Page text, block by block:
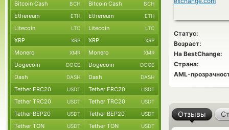
Статус:
Возраст:
На BestChange:
Страна:
AML-
Отзывы
Bitcoin Cash BCH Bitcoin Cash BCH
Ethereum ETH Ethereum ETH
Litecoin LTC Litecoin LTC
XRP XRP XRP XRP
Monero XMR Monero XMR
Dogecoin DOGE Dogecoin DOGE
Dash DASH Dash DASH
Tether ERC20 USDT Tether ERC20 USDT
Tether TRC20 USDT Tether TRC20 USDT
Tether BEP20 USDT Tether BEP20 USDT
Tether TON USDT Tether TON USDT